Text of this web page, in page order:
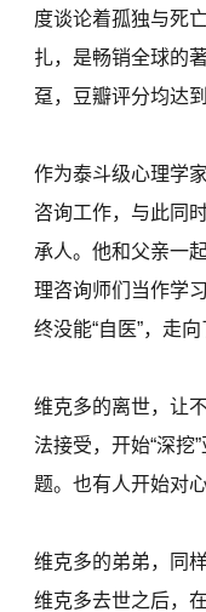
度谈论着孤独与死
扎，是畅销全球的
趸，豆瓣评分均达到
作为泰斗级心理学
咨询工作，与此同
承人。他和父亲一
理咨询师们当作学
终没能“自医”，走
维克多的离世，让
法接受，开始“深挖
题。也有人开始对
维克多的弟弟，同
维克多去世之后，